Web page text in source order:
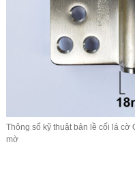
Thông số kỹ thuật bản lề cối lá cờ
mờ